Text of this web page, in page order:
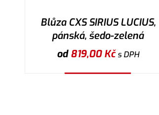
Blůza CXS SIRIUS LUCIUS,
pánská, šedo-zelená
od819,00Kčs DPH